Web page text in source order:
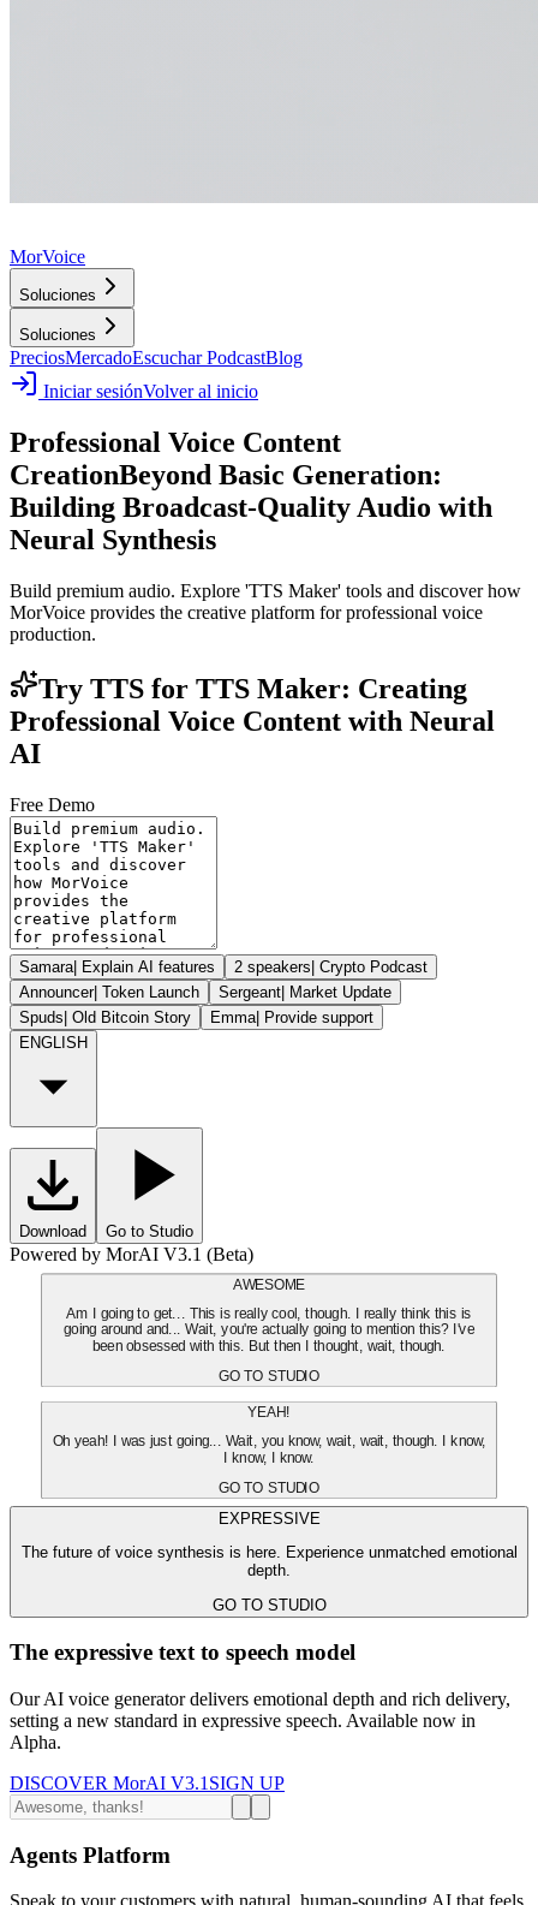
MorVoice
Soluciones
Soluciones
PreciosMercadoEscuchar PodcastBlog
Iniciar sesiónVolver al inicio
Professional Voice Content
CreationBeyond Basic Generation:
Building Broadcast-Quality Audio with
Neural Synthesis
Build premium audio. Explore 'TTS Maker' tools and discover how
MorVoice provides the creative platform for professional voice
production.
Try TTS for TTS Maker: Creating
Professional Voice Content with Neural
AI
Free Demo
Samara| Explain AI features 2 speakers| Crypto Podcast
Announcer| Token Launch Sergeant| Market Update
Spuds| Old Bitcoin Story Emma| Provide support
ENGLISH
Download Go to Studio
Powered by MorAI V3.1 (Beta)
AWESOME
Am I going to get... This is really cool, though. I really think this is
going around and... Wait, you're actually going to mention this? I've
been obsessed with this. But then I thought, wait, though.
GO TO STUDIO
YEAH!
Oh yeah! I was just going... Wait, you know, wait, wait, though. I know,
I know, I know.
GO TO STUDIO
EXPRESSIVE
The future of voice synthesis is here. Experience unmatched emotional
depth.
GO TO STUDIO
The expressive text to speech model
Our AI voice generator delivers emotional depth and rich delivery,
setting a new standard in expressive speech. Available now in
Alpha.
DISCOVER MorAI V3.1 SIGN UP
Agents Platform